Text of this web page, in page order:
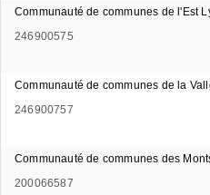
Communauté de communes de l'Est
246900575
Communauté de communes de la
246900757
Communauté de communes des
200066587